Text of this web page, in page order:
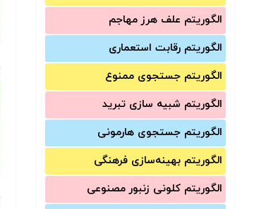
الگوریتم علف هرز مهاجم
الگوریتم رقابت استعماری
الگوریتم جستجوی ممنوع
الگوریتم شبیه سازی تبرید
الگوریتم جستجوی هارمونی
الگوریتم بهینه‌سازی فرهنگی
الگوریتم کلونی زنبور مصنوعی